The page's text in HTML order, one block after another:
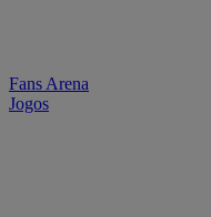
Fans Arena
Jogos